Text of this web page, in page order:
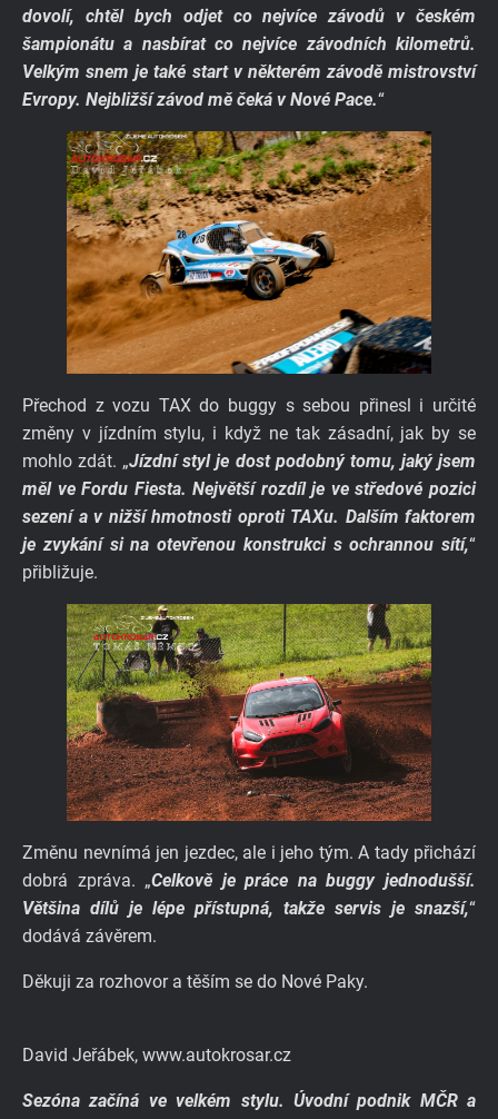
dovolí, chtěl bych odjet co nejvíce závodů v českém
šampionátu a nasbírat co nejvíce závodních kilometrů.
Velkým snem je také start v některém závodě mistrovství
Evropy. Nejbližší závod mě čeká v Nové Pace.“
Přechod z vozu TAX do buggy s sebou přinesl i určité
změny v jízdním stylu, i když ne tak zásadní, jak by se
mohlo zdát. „Jízdní styl je dost podobný tomu, jaký jsem
měl ve Fordu Fiesta. Největší rozdíl je ve středové pozici
sezení a v nižší hmotnosti oproti TAXu. Dalším faktorem
je zvykání si na otevřenou konstrukci s ochrannou sítí,“
přibližuje.
Změnu nevnímá jen jezdec, ale i jeho tým. A tady přichází
dobrá zpráva. „Celkově je práce na buggy jednodušší.
Většina dílů je lépe přístupná, takže servis je snazší,“
dodává závěrem.
Děkuji za rozhovor a těším se do Nové Paky.
David Jeřábek, www.autokrosar.cz
Sezóna začíná ve velkém stylu. Úvodní podnik MČR a